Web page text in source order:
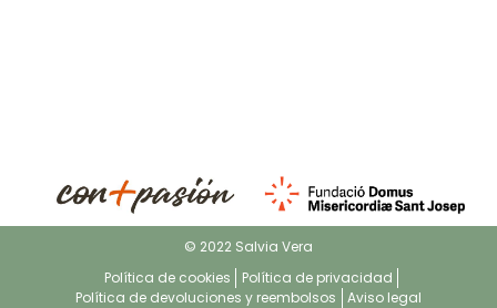
© 2022 Salvia Vera
Política de cookies
Política de privacidad
Política de devoluciones y reembolsos
Aviso legal